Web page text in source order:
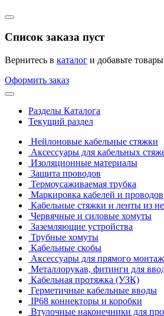
Список заказа пуст
Вернитесь в каталог и добавьте товары
Оформить заказ
Разделы Каталога
Текущий раздел
Нейлоновые кабельные стяжки
Аксессуары для кабельных
Изоляционные материалы
Защита проводов
Термоусаживаемая трубка
Маркировка кабелей и проводов
Кабельные стяжки и ленты из
Червячные и силовые хомуты
Заземляющие устройства
Трубные хомуты
Кабельные скобы
Аксессуары для прямого
Металлорукав, фитинги для
Кабельная протяжка (УЗК)
Герметичные кабельные вводы
IP68 коннекторы и коробки
Втулочные наконечники для